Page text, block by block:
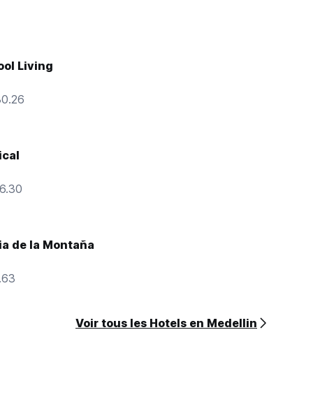
Living
de la Montaña
Voir tous les Hotels en Medellin